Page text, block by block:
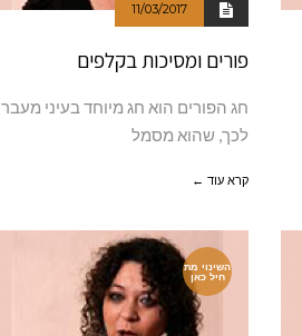
11/03/2017
פורים ומסיכות בקלפים
חג הפורים הוא חג מיוחד בעיני מעבר
לכך, שהוא מסמל
קרא עוד ←
השינוי מת
חיל כאן